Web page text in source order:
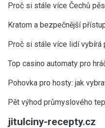
Proč si stále více Čechů
Kratom a bezpečnější
Proč si stále více lidí vybírá
Top casino automaty pro
Pohovka pro hosty: jak
Pět výhod průmyslového
jitulciny-recepty.cz